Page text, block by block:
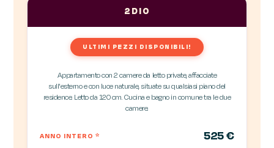
2DIO
ULTIMI PEZZI DISPONIBILI!
Appartamento con 2 camere da letto private, affacciate
sull'esterno e con luce naturale, situate su qualsiasi piano del
residence. Letto da 120 cm. Cucina e bagno in comune tra le due
camere.
ANNO INTERO* 525 €